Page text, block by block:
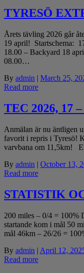
TYRESÖ
Årets tävling 2026 går
19 april! Startschema:
18.00 – Backyard 18
08.00…
By admin | March 25,
Read more
TEC 2026, 17
Anmälan är nu äntligen
favorit i repris i Tyresö!
varvbana om 11,5km!
By admin | October 13,
Read more
STATISTIK
200 miles – 0/4 = 100%
startande kom i mål 50
mål 46km – 26/26 =
By admin | April 12,
Read more